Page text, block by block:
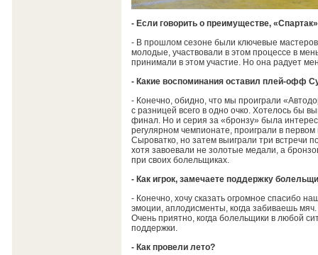
- Если говорить о преимуществе,
- В прошлом сезоне были ключевые
молодые, участвовали в этом процессе в
принимали в этом участие. Но она радует
- Какие воспоминания оставил плей-офф
- Конечно, обидно, что мы проиграли
с разницей всего в одно очко. Хотелось бы
финал. Но и серия за «бронзу» была
регулярном чемпионате, проиграли в
Сыроватко, но затем выиграли три встречи
хотя завоевали не золотые медали, а
при своих болельщиках.
- Как игрок, замечаете поддержку
- Конечно, хочу сказать огромное спасибо
эмоции, аплодисменты, когда забиваешь
Очень приятно, когда болельщики в любой
поддержки.
- Как провели лето?